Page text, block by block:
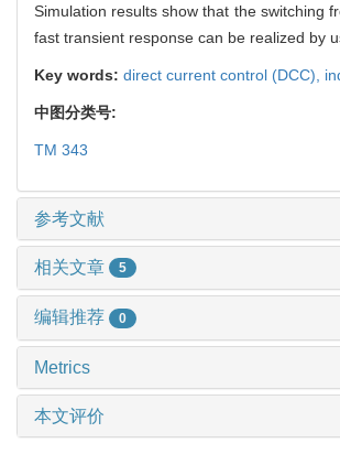
Simulation results show that the switching
fast transient response can be realized by
Key words: direct current control (DCC),
中图分类号:
TM 343
参考文献
相关文章 5
编辑推荐 0
Metrics
本文评价